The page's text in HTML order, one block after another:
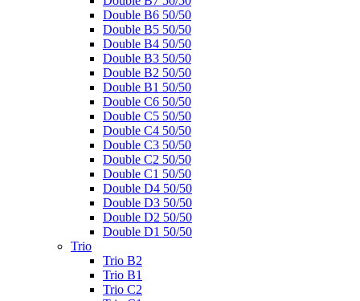
Double B6 50/50
Double B5 50/50
Double B4 50/50
Double B3 50/50
Double B2 50/50
Double B1 50/50
Double C6 50/50
Double C5 50/50
Double C4 50/50
Double C3 50/50
Double C2 50/50
Double C1 50/50
Double D4 50/50
Double D3 50/50
Double D2 50/50
Double D1 50/50
Trio
Trio B2
Trio B1
Trio C2